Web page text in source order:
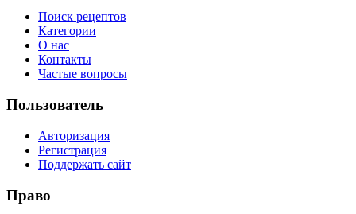
Поиск рецептов
Категории
О нас
Контакты
Частые вопросы
Пользователь
Авторизация
Регистрация
Поддержать сайт
Право